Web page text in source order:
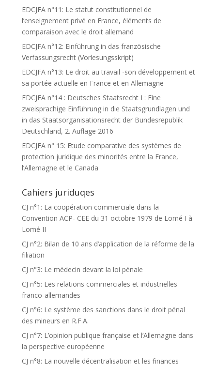
EDCJFA n°11: Le statut constitutionnel de
l’enseignement privé en France, éléments de
comparaison avec le droit allemand
EDCJFA n°12: Einführung in das französische
Verfassungsrecht (Vorlesungsskript)
EDCJFA n°13: Le droit au travail -son développement et
sa portée actuelle en France et en Allemagne-
EDCJFA n°14 : Deutsches Staatsrecht I : Eine
zweisprachige Einführung in die Staatsgrundlagen und
in das Staatsorganisationsrecht der Bundesrepublik
Deutschland, 2. Auflage 2016
EDCJFA n° 15: Etude comparative des systèmes de
protection juridique des minorités entre la France,
l’Allemagne et le Canada
Cahiers juriduqes
CJ n°1: La coopération commerciale dans la
Convention ACP- CEE du 31 octobre 1979 de Lomé I à
Lomé II
CJ n°2: Bilan de 10 ans d’application de la réforme de la
filiation
CJ n°3: Le médecin devant la loi pénale
CJ n°5: Les relations commerciales et industrielles
franco-allemandes
CJ n°6: Le système des sanctions dans le droit pénal
des mineurs en R.F.A.
CJ n°7: L’opinion publique française et l’Allemagne dans
la perspective européenne
CJ n°8: La nouvelle décentralisation et les finances